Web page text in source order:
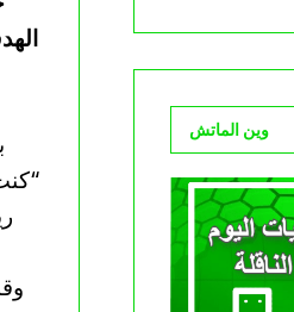
وين الماتش